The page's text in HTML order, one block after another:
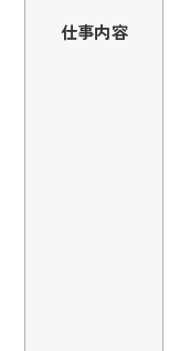
仕事内容